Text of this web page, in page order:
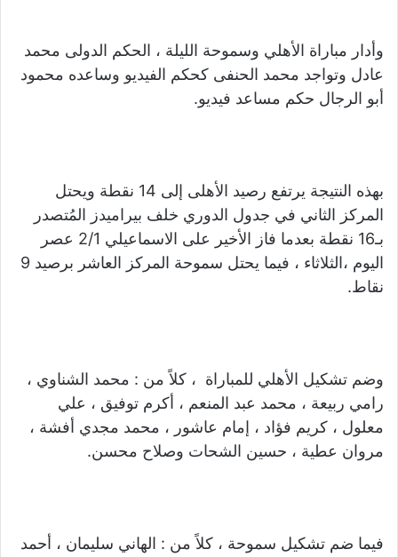
وأدار مباراة الأهلي وسموحة الليلة ، الحكم الدولى محمد
عادل وتواجد محمد الحنفى كحكم الفيديو وساعده محمود
أبو الرجال حكم مساعد فيديو.
بهذه النتيجة يرتفع رصيد الأهلى إلى 14 نقطة ويحتل
المركز الثاني في جدول الدوري خلف بيراميدز المُتصدر
بـ16 نقطة بعدما فاز الأخير على الاسماعيلي 2/1 عصر
اليوم ،الثلاثاء ، فيما يحتل سموحة المركز العاشر برصيد 9
نقاط.
وضم تشكيل الأهلي للمباراة ، كلاً من : محمد الشناوي ،
رامي ربيعة ، محمد عبد المنعم ، أكرم توفيق ، علي
معلول ، كريم فؤاد ، إمام عاشور ، محمد مجدي أفشة ،
مروان عطية ، حسين الشحات وصلاح محسن.
فيما ضم تشكيل سموحة ، كلاً من : الهاني سليمان ، أحمد